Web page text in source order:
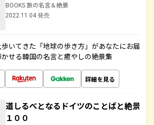
BOOKS 旅の名言＆絶景
2022.11.04 発売
いてきた「地球の歩き方」があなたにお届
せる韓国の名言と癒やしの絶景集
詳細を見る
道しるべとなるドイツのことばと絶景
１００